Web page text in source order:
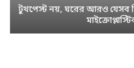
টুথপেস্ট নয়, ঘরের আরও যেসব